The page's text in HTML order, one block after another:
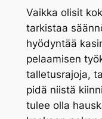
Vaikka olisit
tarkistaa
hyödyntää
pelaamisen
talletusrajoja,
pidä niistä
tulee olla